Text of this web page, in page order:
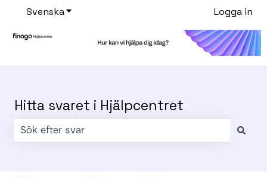
SvenskaVisa undermenyer för översättningarLogga in
Hitta svaret i Hjälpcentret